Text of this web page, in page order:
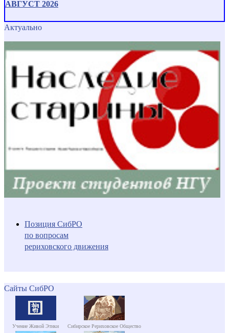
АВГУСТ 2026
Актуально
Позиция СибРО
по вопросам
рериховского движения
Сайты СибРО
Учение Живой Этики Сибирское Рериховское Общество